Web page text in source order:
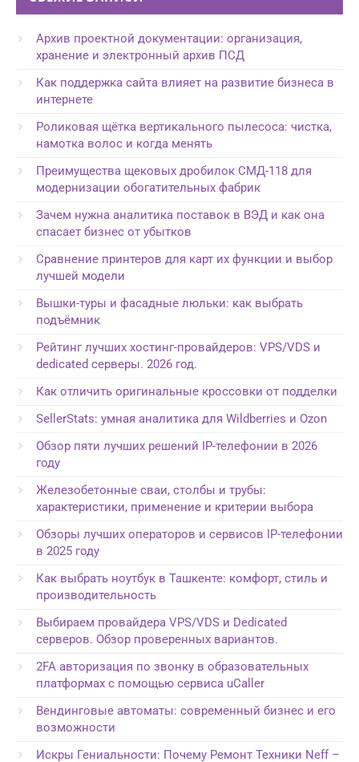
Архив проектной документации: организация,
хранение и электронный архив ПСД
Как поддержка сайта влияет на развитие бизнеса в
интернете
Роликовая щётка вертикального пылесоса: чистка,
намотка волос и когда менять
Преимущества щековых дробилок СМД-118 для
модернизации обогатительных фабрик
Зачем нужна аналитика поставок в ВЭД и как она
спасает бизнес от убытков
Сравнение принтеров для карт их функции и выбор
лучшей модели
Вышки-туры и фасадные люльки: как выбрать
подъёмник
Рейтинг лучших хостинг-провайдеров: VPS/VDS и
dedicated серверы. 2026 год.
Как отличить оригинальные кроссовки от подделки
SellerStats: умная аналитика для Wildberries и Ozon
Обзор пяти лучших решений IP-телефонии в 2026
году
Железобетонные сваи, столбы и трубы:
характеристики, применение и критерии выбора
Обзоры лучших операторов и сервисов IP-телефонии
в 2025 году
Как выбрать ноутбук в Ташкенте: комфорт, стиль и
производительность
Выбираем провайдера VPS/VDS и Dedicated
серверов. Обзор проверенных вариантов.
2FA авторизация по звонку в образовательных
платформах с помощью сервиса uCaller
Вендинговые автоматы: современный бизнес и его
возможности
Искры Гениальности: Почему Ремонт Техники Neff –